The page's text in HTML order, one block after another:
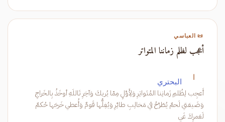
📜 العباسي
أعجب لظلم زماننا المتواتر
ا البحتري
أَعجِب لِظُلمِ زَمانِنا المُتَواتِرِ وَلِأَوَّلٍ مِمّا يُريكَ وَآخِرِ تَاللَهِ أوخَذُ بِالخَراجِ
وَضَيعَتي لَحمٌ يُطَرَّحُ في مَخالِبِ طائِرِ وَيُغِلُّها قَومٌ وَأُعطي خَرجَها حُكمٌ
لَعَمرِكَ غَي